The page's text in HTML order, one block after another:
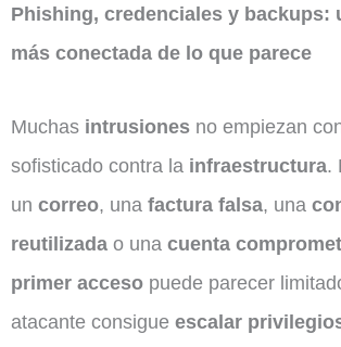
Phishing, credenciales y backups:
más conectada de lo que parece
Muchas intrusiones no empiezan
sofisticado contra la infraestructura.
un correo, una factura falsa, una
reutilizada o una cuenta
primer acceso puede parecer
atacante consigue escalar